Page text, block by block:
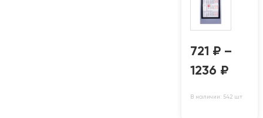
721 ₽–
1236 ₽
В наличии: 542 шт